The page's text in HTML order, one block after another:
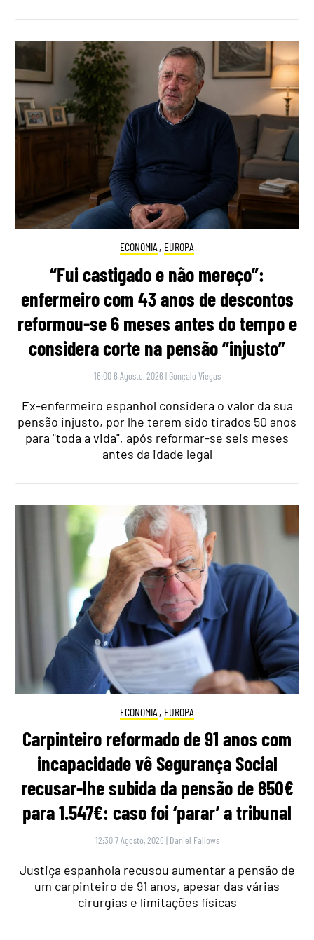
ECONOMIA , EUROPA
“Fui castigado e não mereço”:
enfermeiro com 43 anos de descontos
reformou-se 6 meses antes do tempo e
considera corte na pensão “injusto”
16:00 6 Agosto, 2026 | Gonçalo Viegas
Ex-enfermeiro espanhol considera o valor da sua
pensão injusto, por lhe terem sido tirados 50 anos
para "toda a vida", após reformar-se seis meses
antes da idade legal
ECONOMIA , EUROPA
Carpinteiro reformado de 91 anos com
incapacidade vê Segurança Social
recusar-lhe subida da pensão de 850€
para 1.547€: caso foi ‘parar’ a tribunal
12:30 7 Agosto, 2026 | Daniel Fallows
Justiça espanhola recusou aumentar a pensão de
um carpinteiro de 91 anos, apesar das várias
cirurgias e limitações físicas